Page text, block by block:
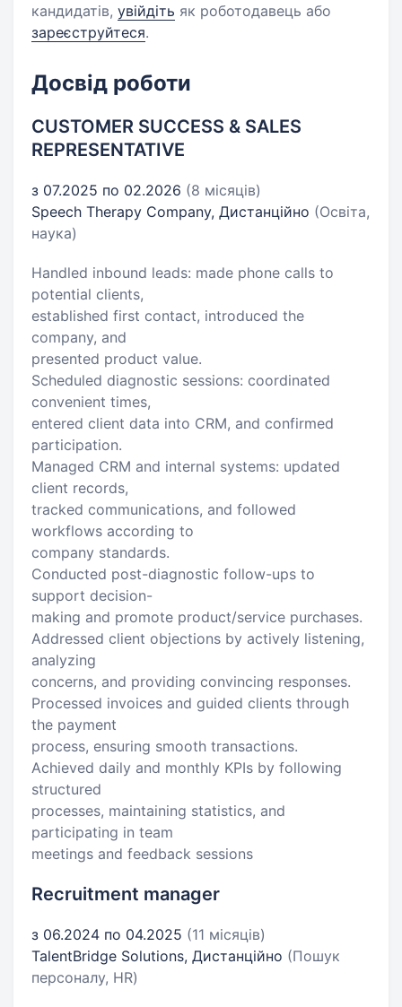
кандидатів, увійдіть як роботодавець або
зареєструйтеся.
Досвід роботи
CUSTOMER SUCCESS & SALES
REPRESENTATIVE
з 07.2025 по 02.2026 (8 місяців)
Speech Therapy Company, Дистанційно (Освіта,
наука)
Handled inbound leads: made phone calls to
potential clients,
established first contact, introduced the
company, and
presented product value.
Scheduled diagnostic sessions: coordinated
convenient times,
entered client data into CRM, and confirmed
participation.
Managed CRM and internal systems: updated
client records,
tracked communications, and followed
workflows according to
company standards.
Conducted post-diagnostic follow-ups to
support decision-
making and promote product/service purchases.
Addressed client objections by actively listening,
analyzing
concerns, and providing convincing responses.
Processed invoices and guided clients through
the payment
process, ensuring smooth transactions.
Achieved daily and monthly KPIs by following
structured
processes, maintaining statistics, and
participating in team
meetings and feedback sessions
Recruitment manager
з 06.2024 по 04.2025 (11 місяців)
TalentBridge Solutions, Дистанційно (Пошук
персоналу, HR)